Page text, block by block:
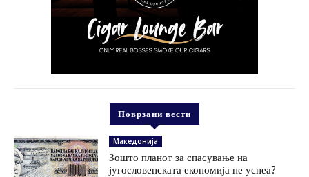
Поврзани вести
Македонија
Зошто планот за спасување на
југословенската економија не успеа?